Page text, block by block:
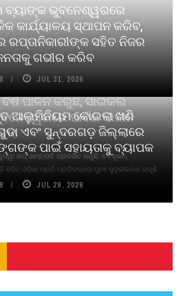
ପାଳନ କରୁଛି, ସାଇକଲ
ପାର୍ବଣ କାଳୀନ
କପ୍‌ ସାମ୍ବ୍ରାନି ପ୍ରଦର୍ଶିତ କରୁଛି; ନବସୃଜନ,
ସହିତ ଓଡ଼ିଶା ପ୍ରତି ପ୍ରତିବଦ୍ଧତା ପୁନଃ ସୁଦୃଢୀକରଣ କରୁଛି
ବ୍ୟାଙ୍କ ଭୁବନେଶ୍ୱରରେ
କାର୍ଯ୍ୟାଳୟ ସ୍ଥାପନ କରିବ,
ରପ୍ତାନିକାରୀଙ୍କ ସହିତ ନିଜର
ଗଭୀର କରିବ
JUL 31, 2026
ଆଲୁମିନିୟମ କୋଇଲା ଖଣି
ଏବଂ ସୁନ୍ଦରଗଡ଼ ଜିଲ୍ଲାରେ
ପାଇଁ ସହାୟତାକୁ ବ୍ୟାପକ
JUL 29, 2026